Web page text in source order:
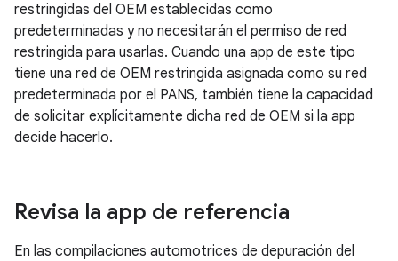
restringidas del OEM establecidas como
predeterminadas y no necesitarán el permiso de red
restringida para usarlas. Cuando una app de este tipo
tiene una red de OEM restringida asignada como su red
predeterminada por el PANS, también tiene la capacidad
de solicitar explícitamente dicha red de OEM si la app
decide hacerlo.
Revisa la app de referencia
En las compilaciones automotrices de depuración del